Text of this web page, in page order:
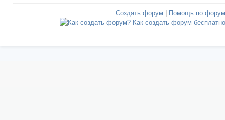
Создать форум Помощь по